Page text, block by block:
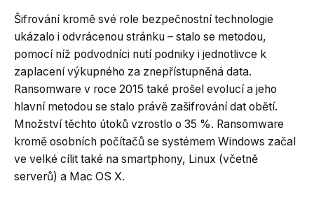
Šifrování kromě své role bezpečnostní technologie
ukázalo i odvrácenou stránku – stalo se metodou,
pomocí níž podvodníci nutí podniky i jednotlivce k
zaplacení výkupného za znepřístupněná data.
Ransomware v roce 2015 také prošel evolucí a jeho
hlavní metodou se stalo právě zašifrování dat obětí.
Množství těchto útoků vzrostlo o 35 %. Ransomware
kromě osobních počítačů se systémem Windows začal
ve velké cílit také na smartphony, Linux (včetně
serverů) a Mac OS X.